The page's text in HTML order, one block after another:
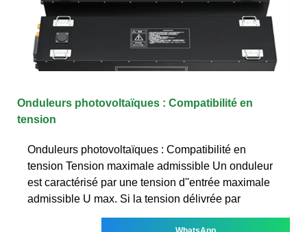
Onduleurs photovoltaïques : Compatibilité en
tension
Onduleurs photovoltaïques : Compatibilité en
tension Tension maximale admissible Un onduleur
est caractérisé par une tension d''entrée maximale
admissible U max. Si la tension délivrée par